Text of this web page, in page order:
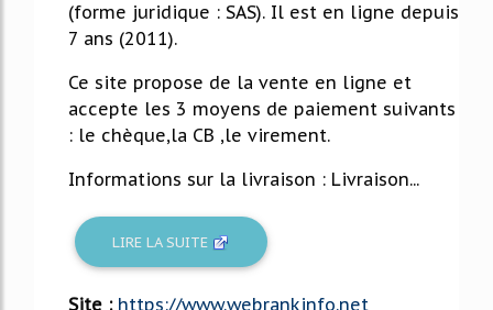
(forme juridique : SAS). Il est en ligne depuis
7 ans (2011).
Ce site propose de la vente en ligne et
accepte les 3 moyens de paiement suivants
: le chèque,la CB ,le virement.
Informations sur la livraison : Livraison...
LIRE LA SUITE
Site : https://www.webrankinfo.net